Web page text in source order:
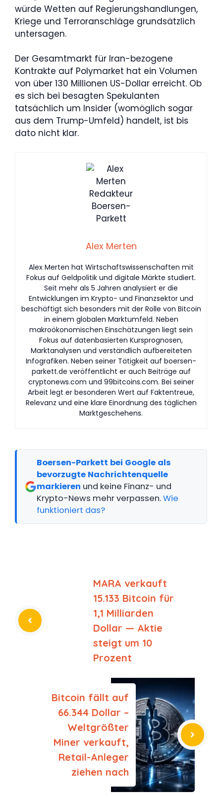
würde Wetten auf Regierungshandlungen,
Kriege und Terroranschläge grundsätzlich
untersagen.
Der Gesamtmarkt für Iran-bezogene
Kontrakte auf Polymarket hat ein Volumen
von über 130 Millionen US-Dollar erreicht. Ob
es sich bei besagten Spekulanten
tatsächlich um Insider (womöglich sogar
aus dem Trump-Umfeld) handelt, ist bis
dato nicht klar.
Alex Merten
Alex Merten hat Wirtschaftswissenschaften mit
Fokus auf Geldpolitik und digitale Märkte studiert.
Seit mehr als 5 Jahren analysiert er die
Entwicklungen im Krypto- und Finanzsektor und
beschäftigt sich besonders mit der Rolle von Bitcoin
in einem globalen Marktumfeld. Neben
makroökonomischen Einschätzungen liegt sein
Fokus auf datenbasierten Kursprognosen,
Marktanalysen und verständlich aufbereiteten
Infografiken. Neben seiner Tätigkeit auf boersen-
parkett.de veröffentlicht er auch Beiträge auf
cryptonews.com und 99bitcoins.com. Bei seiner
Arbeit legt er besonderen Wert auf Faktentreue,
Relevanz und eine klare Einordnung des täglichen
Marktgeschehens.
Boersen-Parkett bei Google als
bevorzugte Nachrichtenquelle
markieren und keine Finanz- und
Krypto-News mehr verpassen.Wie
funktioniert das?
MARA verkauft
15.133 Bitcoin für
1,1 Milliarden
Dollar — Aktie
steigt um 10
Prozent
Bitcoin fällt auf
66.344 Dollar –
Weltgrößter
Miner verkauft,
Retail-Anleger
ziehen nach